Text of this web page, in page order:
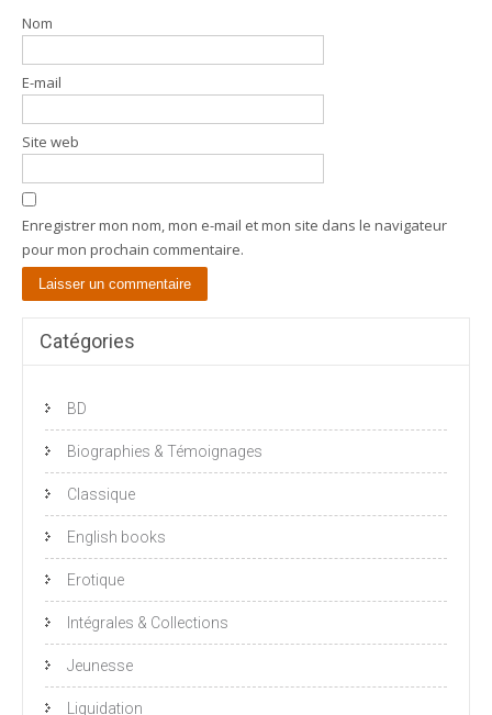
Nom
E-mail
Site web
Enregistrer mon nom, mon e-mail et mon site dans le navigateur
pour mon prochain commentaire.
Catégories
BD
Biographies & Témoignages
Classique
English books
Erotique
Intégrales & Collections
Jeunesse
Liquidation